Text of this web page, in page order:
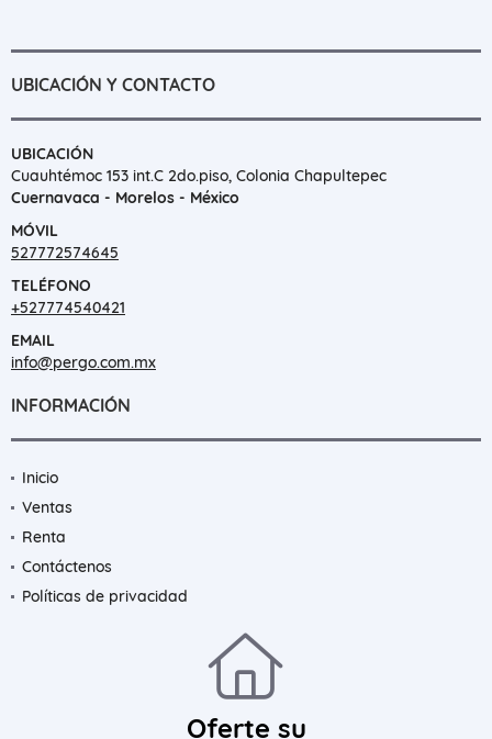
UBICACIÓN Y CONTACTO
UBICACIÓN
Cuauhtémoc 153 int.C 2do.piso, Colonia Chapultepec
Cuernavaca - Morelos - México
MÓVIL
527772574645
TELÉFONO
+527774540421
EMAIL
info@pergo.com.mx
INFORMACIÓN
Inicio
Ventas
Renta
Contáctenos
Políticas de privacidad
Oferte su